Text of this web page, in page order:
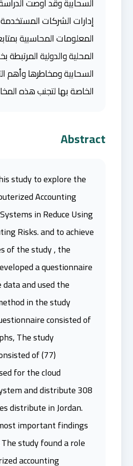
إدارات الشركات
المعلومات المحاسبية
المحلية والدولية
السحابية ومخاطرها وأهم
الخاصة بها لتجنب هذه
Abstract
study to explore the
Accounting
in Reduce Using
Risks. and to achieve
of the study , the
a questionnaire
and used the
in the study
consisted of
The study
of (77)
for the cloud
and distribute 308
distribute in Jordan.
important findings
study found a role
accounting